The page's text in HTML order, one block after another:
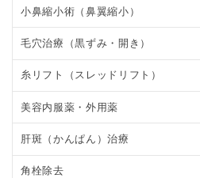
小鼻縮小術（鼻翼縮小）
毛穴治療（黒ずみ・開き）
糸リフト（スレッドリフト）
美容内服薬・外用薬
肝斑（かんぱん）治療
角栓除去